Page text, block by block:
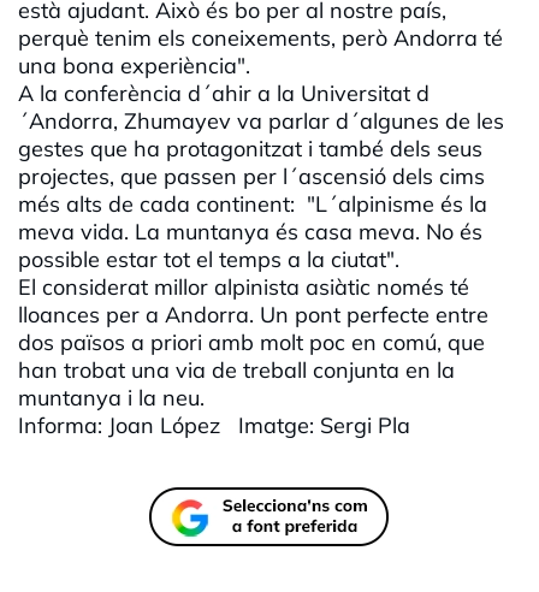
està ajudant. Això és bo per al nostre país,
perquè tenim els coneixements, però Andorra té
una bona experiència".
A la conferència d´ahir a la Universitat d
´Andorra, Zhumayev va parlar d´algunes de les
gestes que ha protagonitzat i també dels seus
projectes, que passen per l´ascensió dels cims
més alts de cada continent: "L´alpinisme és la
meva vida. La muntanya és casa meva. No és
possible estar tot el temps a la ciutat".
El considerat millor alpinista asiàtic només té
lloances per a Andorra. Un pont perfecte entre
dos països a priori amb molt poc en comú, que
han trobat una via de treball conjunta en la
muntanya i la neu.
Informa: Joan López Imatge: Sergi Pla